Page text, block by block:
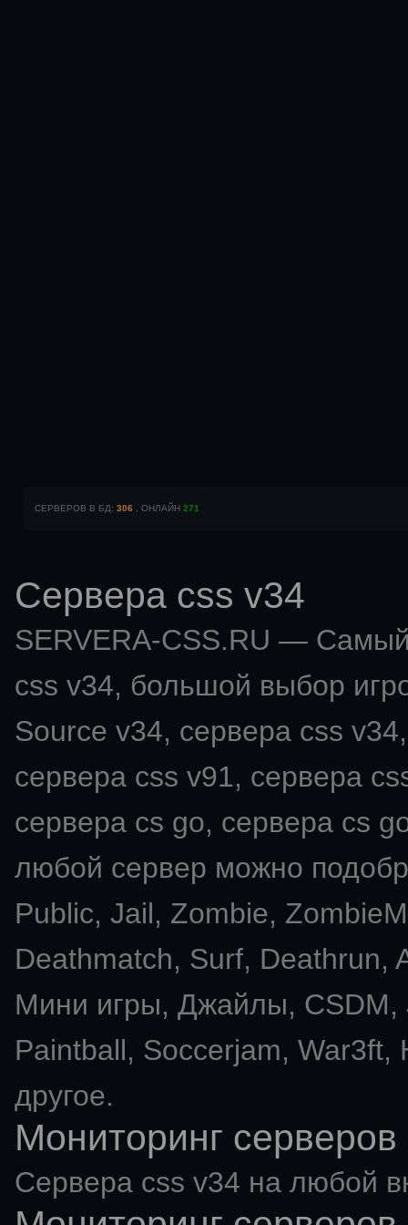
СЕРВЕРОВ В БД: 306 , ОНЛАЙН 271
Сервера css v34
SERVERA-CSS.RU —
css v34, большой выбор
Source v34, сервера css
сервера css v91, сервера
сервера cs go, сервера cs
любой сервер можно
Public, Jail, Zombie,
Deathmatch, Surf, Deathrun,
Мини игры, Джайлы, CSDM,
Paintball, Soccerjam, War3ft,
другое.
Мониторинг
Сервера css v34 на любой